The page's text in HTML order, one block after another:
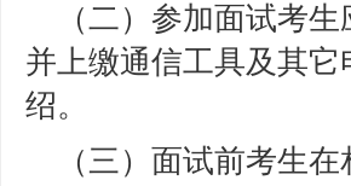
（二）参加面试考
并上缴通信工具及其
绍。
（三）面试前考生